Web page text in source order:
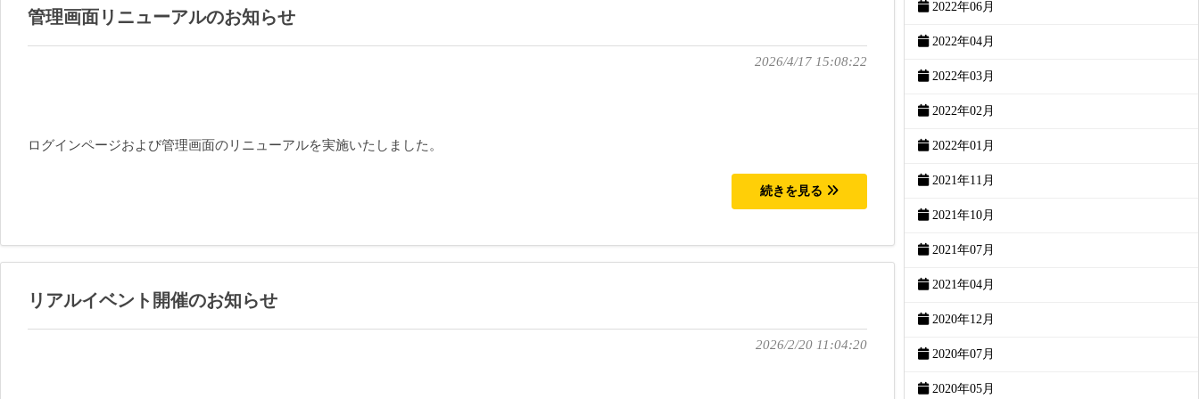
管理画面リニューアルのお知らせ
2026/4/17 15:08:22
ログインページおよび管理画面のリニューアルを実施いたしました。
続きを見る
リアルイベント開催のお知らせ
2026/2/20 11:04:20
2022年06月
2022年04月
2022年03月
2022年02月
2022年01月
2021年11月
2021年10月
2021年07月
2021年04月
2020年12月
2020年07月
2020年05月